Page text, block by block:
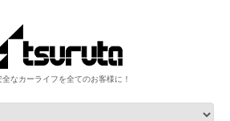
全なカーライフを全てのお客様に！